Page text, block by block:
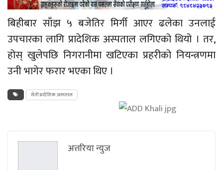
बिहीबार साँझ ५ बजेतिर मिर्गी आएर ढलेका उनलाई
उपचारका लागि प्रादेशिक अस्पताल लगिएको थियो । तर,
होस् खुलेपछिनिगरानीमा खटिएका प्रहरीको नियन्त्रणमा
उनी भागेर फरार भएका थिए ।
सेती प्रादेशिक अस्पताल
अत्तरिया न्युज